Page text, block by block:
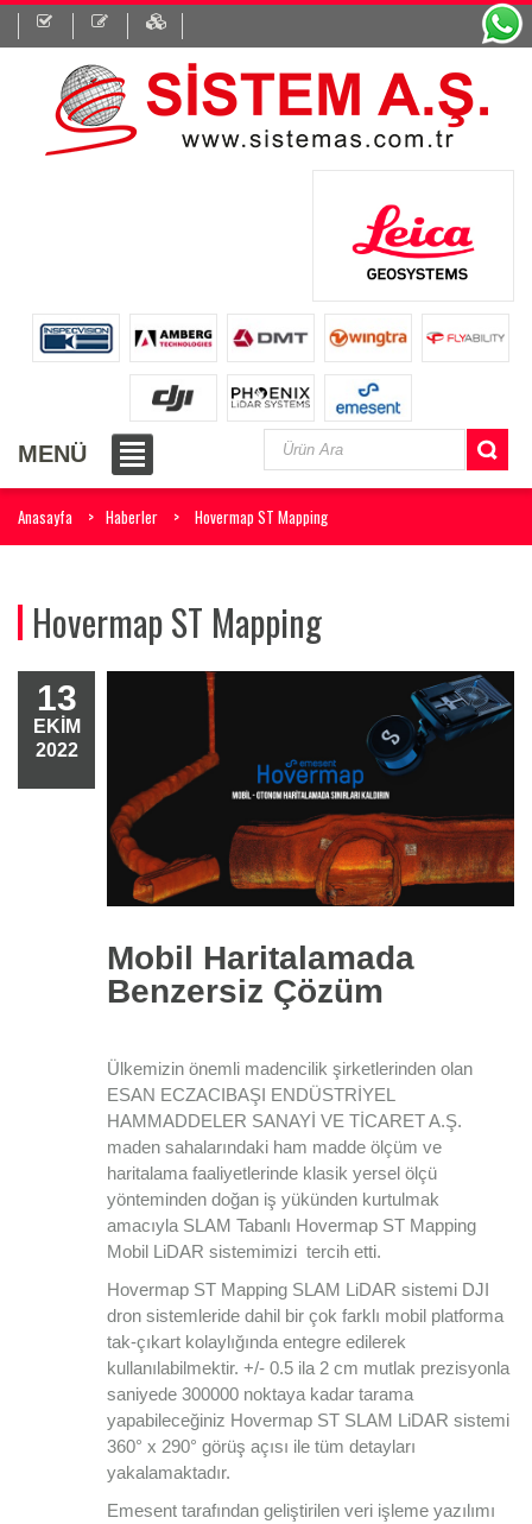
MENÜ
Anasayfa Haberler Hovermap ST Mapping
Hovermap ST Mapping
13
EKIM
2022
Mobil Haritalamada
Benzersiz Çözüm
Ülkemizin önemli madencilik şirketlerinden olan
ESAN ECZACIBAŞI ENDÜSTRİYEL
HAMMADDELER SANAYİ VE TİCARET A.Ş.
maden sahalarındaki ham madde ölçüm ve
haritalama faaliyetlerinde klasik yersel ölçü
yönteminden doğan iş yükünden kurtulmak
amacıyla SLAM Tabanlı Hovermap ST Mapping
Mobil LiDAR sistemimizi tercih etti.
Hovermap ST Mapping SLAM LiDAR sistemi DJI
dron sistemleride dahil bir çok farklı mobil platforma
tak-çıkart kolaylığında entegre edilerek
kullanılabilmektir. +/- 0.5 ila 2 cm mutlak prezisyonla
saniyede 300000 noktaya kadar tarama
yapabileceğiniz Hovermap ST SLAM LiDAR sistemi
360° x 290° görüş açısı ile tüm detayları
yakalamaktadır.
Emesent tarafından geliştirilen veri işleme yazılımı